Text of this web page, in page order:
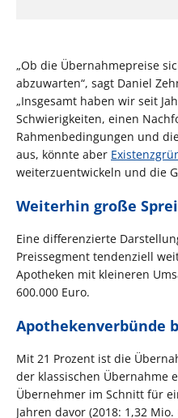
„Ob die Übernahmepreise
abzuwarten“, sagt Daniel
„Insgesamt haben wir seit
Schwierigkeiten, einen
Rahmenbedingungen und
aus, könnte aber
weiterzuentwickeln und die
Weiterhin große
Eine differenzierte
Preissegment tendenziell
Apotheken mit kleineren
600.000 Euro.
Apothekenverbünde
Mit 21 Prozent ist die
der klassischen Übernahme
Übernehmer im Schnitt für
Jahren davor (2018: 1,32